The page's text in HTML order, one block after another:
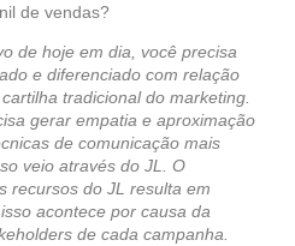
de vendas?
de hoje em dia, você precisa
e diferenciado com relação
tradicional do marketing.
gerar empatia e aproximação
de comunicação mais
veio através do JL. O
recursos do JL resulta em
acontece por causa da
de cada campanha.